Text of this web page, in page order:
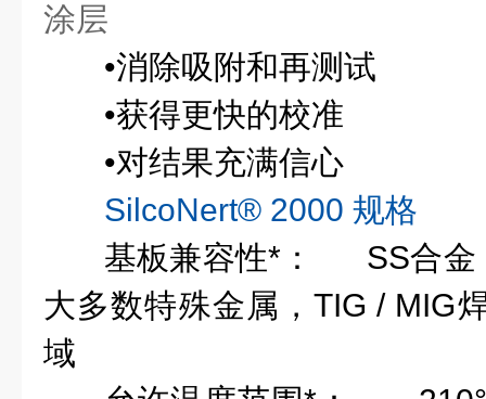
涂层
•消除吸附和再测试
•获得更快的校准
•对结果充满信心
SilcoNert® 2000 规格
基板兼容性*： SS合金
大多数特殊金属，TIG / MIG
域